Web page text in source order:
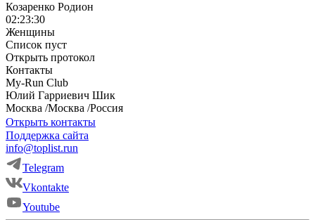
Козаренко Родион
02:23:30
Женщины
Список пуст
Открыть протокол
Контакты
My-Run Club
Юлий Гарриевич Шик
Москва /Москва /Россия
Открыть контакты
Поддержка сайта
info@toplist.run
Telegram
Vkontakte
Youtube